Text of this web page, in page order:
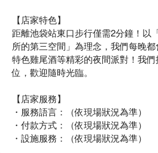
【店家特色】
距離池袋站東口步行僅需2分鐘！以
所的第三空間」為理念，我們每晚都
特色雞尾酒等精彩的夜間派對！我
位，歡迎隨時光臨。
【店家服務】
・服務語言：（依現場狀況為準）
・付款方式：（依現場狀況為準）
・設施服務：（依現場狀況為準）